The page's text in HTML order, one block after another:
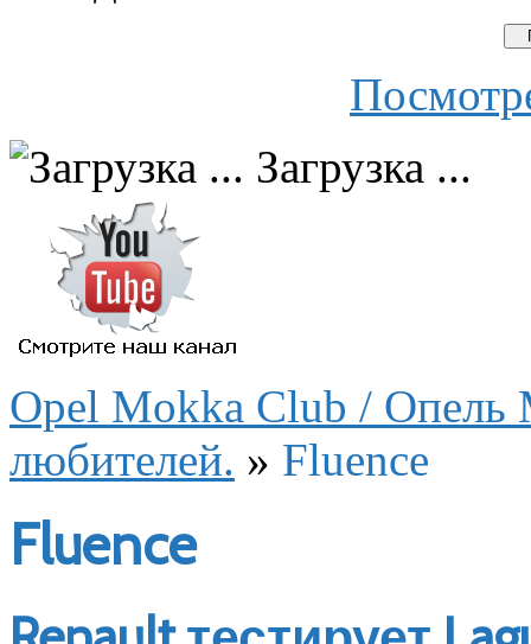
Загрузка ...
Opel Mokka Club / Опель
любителей. » Fluence
Fluence